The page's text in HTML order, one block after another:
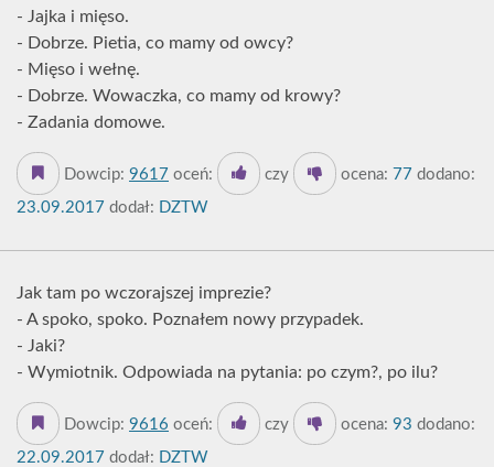
- Jajka i mięso.
- Dobrze. Pietia, co mamy od owcy?
- Mięso i wełnę.
- Dobrze. Wowaczka, co mamy od krowy?
- Zadania domowe.
Dowcip: 9617 oceń: czy ocena: 77 dodano:
23.09.2017 dodał: DZTW
Jak tam po wczorajszej imprezie?
- A spoko, spoko. Poznałem nowy przypadek.
- Jaki?
- Wymiotnik. Odpowiada na pytania: po czym?, po ilu?
Dowcip: 9616 oceń: czy ocena: 93 dodano:
22.09.2017 dodał: DZTW